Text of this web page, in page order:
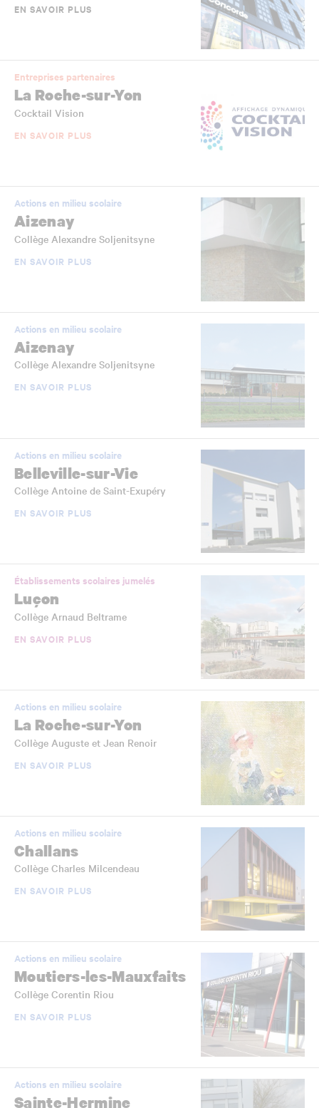
EN SAVOIR PLUS
Entreprises partenaires
La Roche-sur-Yon
Cocktail Vision
EN SAVOIR PLUS
Actions en milieu scolaire
Aizenay
Collège Alexandre Soljenitsyne
EN SAVOIR PLUS
Actions en milieu scolaire
Aizenay
Collège Alexandre Soljenitsyne
EN SAVOIR PLUS
Actions en milieu scolaire
Belleville-sur-Vie
Collège Antoine de Saint-Exupéry
EN SAVOIR PLUS
Établissements scolaires jumelés
Luçon
Collège Arnaud Beltrame
EN SAVOIR PLUS
Actions en milieu scolaire
La Roche-sur-Yon
Collège Auguste et Jean Renoir
EN SAVOIR PLUS
Actions en milieu scolaire
Challans
Collège Charles Milcendeau
EN SAVOIR PLUS
Actions en milieu scolaire
Moutiers-les-Mauxfaits
Collège Corentin Riou
EN SAVOIR PLUS
Actions en milieu scolaire
Sainte-Hermine